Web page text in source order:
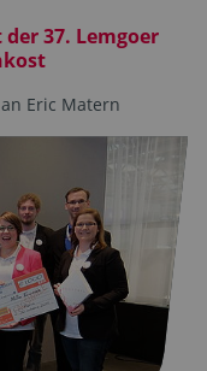
37. Lemgoer
Eric Matern